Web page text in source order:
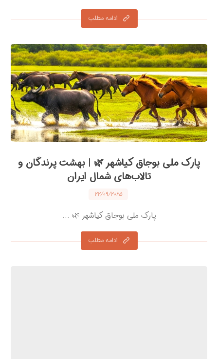
ادامه مطلب
پارک ملی بوجاق کیاشهر 🌿 | بهشت پرندگان و
تالاب‌های شمال ایران
۲۲/۰۹/۲۰۲۵
پارک ملی بوجاق کیاشهر 🌿 ...
ادامه مطلب